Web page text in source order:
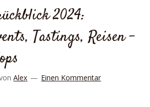
2024:
Tastings, Reisen –
Alex
Einen Kommentar